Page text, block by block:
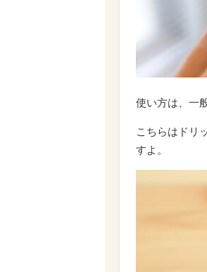
使い方は、一
こちらはドリ
すよ。